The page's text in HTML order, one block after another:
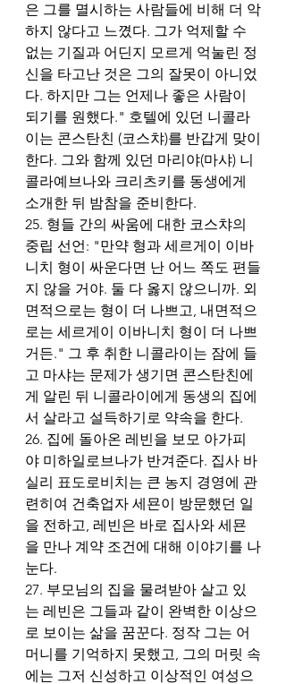
은 그를 멸시하는 사람들에 비해 더 악
하지 않다고 느꼈다. 그가 억제할 수
없는 기질과 어딘지 모르게 억눌린 정
신을 타고난 것은 그의 잘못이 아니었
다. 하지만 그는 언제나 좋은 사람이
되기를 원했다." 호텔에 있던 니콜라
이는 콘스탄친 (코스챠)를 반갑게 맞이
한다. 그와 함께 있던 마리야(마샤) 니
콜라예브나와 크리츠키를 동생에게
소개한 뒤 밤참을 준비한다.
25. 형들 간의 싸움에 대한 코스챠의
중립 선언: "만약 형과 세르게이 이바
니치 형이 싸운다면 난 어느 쪽도 편들
지 않을 거야. 둘 다 옳지 않으니까. 외
면적으로는 형이 더 나쁘고, 내면적으
로는 세르게이 이바니치 형이 더 나쁘
거든." 그 후 취한 니콜라이는 잠에 들
고 마샤는 문제가 생기면 콘스탄친에
게 알린 뒤 니콜라이에게 동생의 집에
서 살라고 설득하기로 약속을 한다.
26. 집에 돌아온 레빈을 보모 아가피
야 미하일로브나가 반겨준다. 집사 바
실리 표도로비치는 큰 농지 경영에 관
련히여 건축업자 세묜이 방문했던 일
을 전하고, 레빈은 바로 집사와 세묜
을 만나 계약 조건에 대해 이야기를 나
눈다.
27. 부모님의 집을 물려받아 살고 있
는 레빈은 그들과 같이 완벽한 이상으
로 보이는 삶을 꿈꾼다. 정작 그는 어
머니를 기억하지 못했고, 그의 머릿 속
에는 그저 신성하고 이상적인 여성으